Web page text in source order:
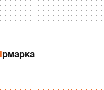
Ярмарка